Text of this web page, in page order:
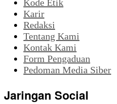
Kode Etik
Karir
Redaksi
Tentang Kami
Kontak Kami
Form Pengaduan
Pedoman Media Siber
Jaringan Social